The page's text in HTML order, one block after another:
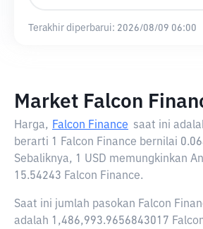
Terakhir diperbarui: 2026/08/09 06:00
Market Falcon
Harga, Falcon Finance saat ini
berarti 1 Falcon Finance bernilai
Sebaliknya, 1 USD memungkinkan
15.54243 Falcon Finance.
Saat ini jumlah pasokan Falcon
adalah 1,486,993.9656843017